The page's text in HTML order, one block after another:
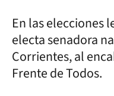
En las elecciones
electa senadora
Corrientes, al
Frente de Todos.